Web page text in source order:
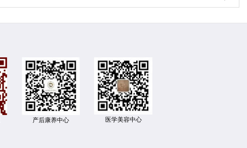
产后康养中心 医学美容中心